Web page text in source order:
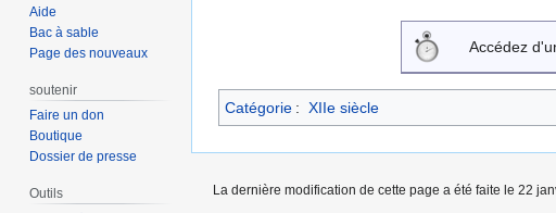
Accédez
Catégorie : XIIe siècle
Aide
Bac à sable
Page des nouveaux
soutenir
Faire un don
Boutique
Dossier de presse
Outils
La dernière modification de cette page a été faite le 22